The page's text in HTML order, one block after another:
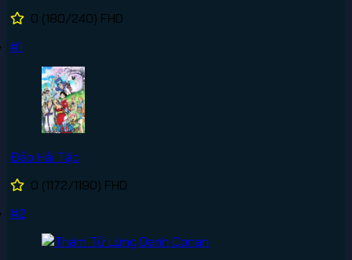
0 (180/240) FHD
#1
Đảo Hải Tặc
0 (1172/1190) FHD
#2